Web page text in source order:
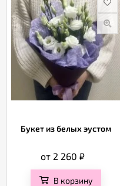
Букет из белых эустом
от 2 260 ₽
В корзину